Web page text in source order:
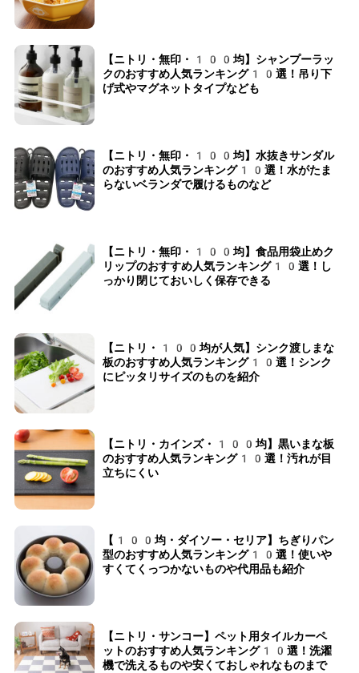
【ニトリ・無印・100均】シャンプーラッ
クのおすすめ人気ランキング10選！吊り下
げ式やマグネットタイプなども
【ニトリ・無印・100均】水抜きサンダル
のおすすめ人気ランキング10選！水がたま
らないベランダで履けるものなど
【ニトリ・無印・100均】食品用袋止めク
リップのおすすめ人気ランキング10選！し
っかり閉じておいしく保存できる
【ニトリ・100均が人気】シンク渡しまな
板のおすすめ人気ランキング10選！シンク
にピッタリサイズのものを紹介
【ニトリ・カインズ・100均】黒いまな板
のおすすめ人気ランキング10選！汚れが目
立ちにくい
【100均・ダイソー・セリア】ちぎりパン
型のおすすめ人気ランキング10選！使いや
すくてくっつかないものや代用品も紹介
【ニトリ・サンコー】ペット用タイルカーペ
ットのおすすめ人気ランキング10選！洗濯
機で洗えるものや安くておしゃれなものまで